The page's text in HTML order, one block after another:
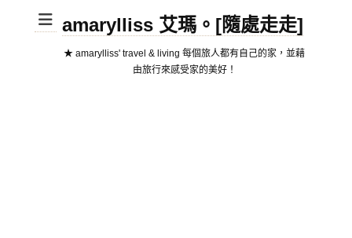
amarylliss 艾瑪。[隨處走走]
★ amarylliss' travel & living 每個旅人都有自己的家，並藉
由旅行來感受家的美好！